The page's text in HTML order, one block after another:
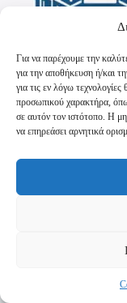
Για να παρέχουμε την
για την αποθήκευση ή/και
για τις εν λόγω
προσωπικού χαρακτήρα,
σε αυτόν τον ιστότοπο. Η
να επηρεάσει αρνητικά